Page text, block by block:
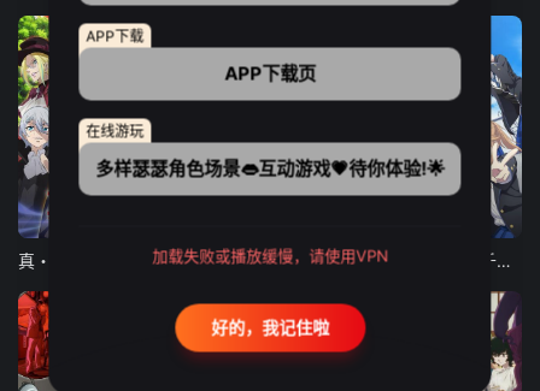
真・进化果 实不知不觉踏上胜利的人生 东京猫猫 NEW～♡ 弹珠汽水瓶里的千岁同学
APP下载
APP下载页
在线游玩
多样瑟瑟角色场景👄互动游戏💗待你体验!🌟
加载失败或播放缓慢，请使用VPN
好的，我记住啦